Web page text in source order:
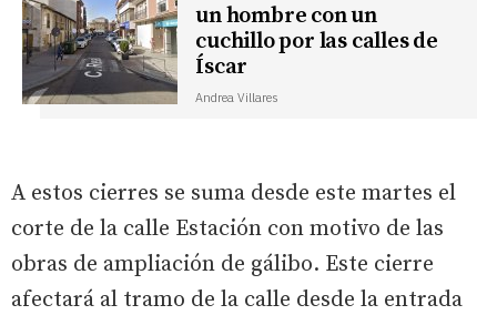
un hombre con un
cuchillo por las calles de
Íscar
Andrea Villares
A estos cierres se suma desde este martes el
corte de la calle Estación con motivo de las
obras de ampliación de gálibo. Este cierre
afectará al tramo de la calle desde la entrada